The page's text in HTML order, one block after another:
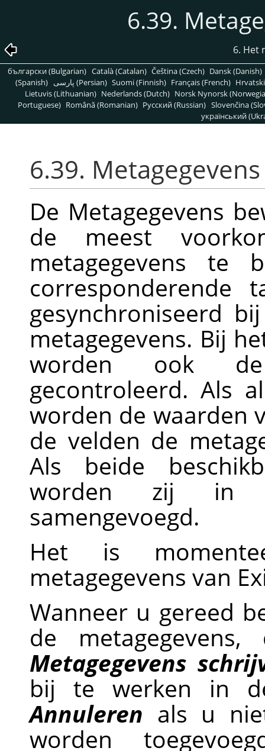
6.39.
6. Het
български (Bulgarian) Català (Catalan) Čeština (Czech) Dansk (Danish)
(Spanish)
پارسی (Persian) Suomi (Finnish) Français (French)
Lietuvis (Lithuanian) Nederlands (Dutch) Norsk Nynorsk
Portuguese) Română (Romanian) Pусский (Russian) Slovenčina
український
6.39.
De Metagegevens
de meest
metagegevens te
corresponderende
gesynchroniseerd
metagegevens. Bij
worden ook de
gecontroleerd. Als
worden de waarden
de velden de
Als beide
worden zij in
samengevoegd.
Het is
metagegevens van
Wanneer u gereed
de
Metagegevens
bij te werken in
Annuleren als u
worden